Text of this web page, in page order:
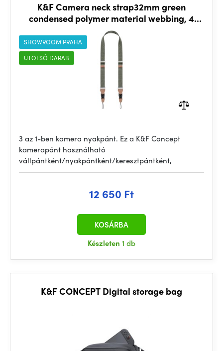
K&F Camera neck strap32mm green
condensed polymer material webbing, 4
aluminum alloy square buckle
SHOWROOM PRAHA
UTOLSÓ DARAB
3 az 1-ben kamera nyakpánt. Ez a K&F Concept
kamerapánt használható
vállpántként/nyakpántként/keresztpántként,
12 650 Ft
Készleten 1 db
KOSÁRBA
K&F CONCEPT Digital storage bag